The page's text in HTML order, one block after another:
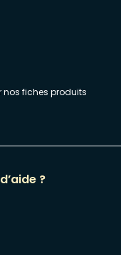
nos fiches produits
?